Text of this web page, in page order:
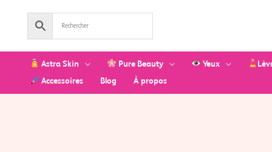
Astra Skin Pure Beauty Yeux
Accessoires
Blog À propos